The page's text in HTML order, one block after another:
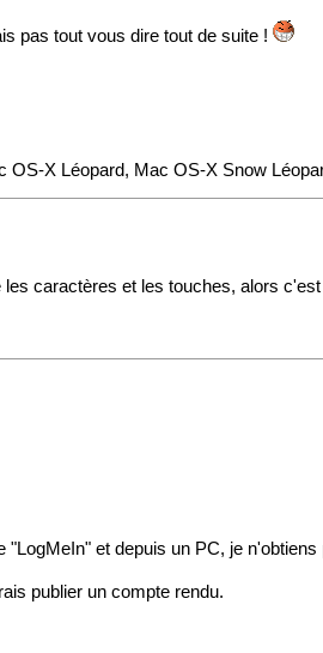
pas tout vous dire tout de suite !
X Léopard, Mac OS-X Snow
caractères et les touches, alors c'est
et depuis un PC, je
publier un compte rendu.